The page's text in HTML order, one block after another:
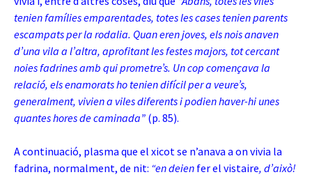
tenien famílies emparentades, totes les cases tenien parents
escampats per la rodalia. Quan eren joves, els nois anaven
d’una vila a l’altra, aprofitant les festes majors, tot cercant
noies fadrines amb qui prometre’s. Un cop començava la
relació, els enamorats ho tenien difícil per a veure’s,
generalment, vivien a viles diferents i podien haver-hi unes
quantes hores de caminada” (p. 85).
A continuació, plasma que el xicot se n’anava a on vivia la
fadrina, normalment, de nit: “en deien fer el vistaire, d’això!